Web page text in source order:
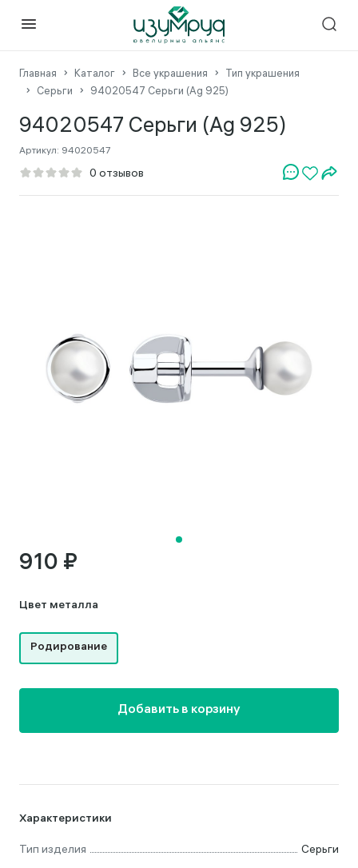
Главная Каталог Все украшения
Тип украшения
Серьги
94020547 Серьги (Ag 925)
94020547 Серьги (Ag 925)
Артикул: 94020547
Характеристики
Тип изделия
Серьги
910 ₽
Цвет металла
Родирование
Добавить в корзину